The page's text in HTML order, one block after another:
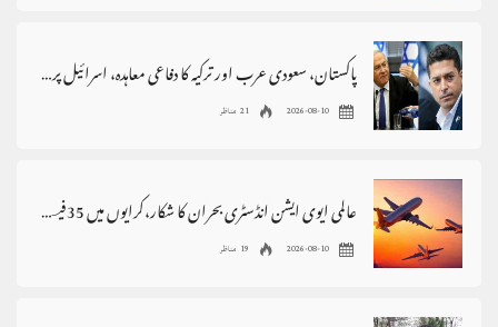
پاکستان، سعودی عرب اور ترکیہ کا دفاعی معاہدہ، اسرائیل پریشان
2026-08-10 21 مناظر
عالمی ایوی ایشن انڈسٹری بحران کا شکار،کرایوں میں 35فیصد اضافہ
2026-08-10 19 مناظر